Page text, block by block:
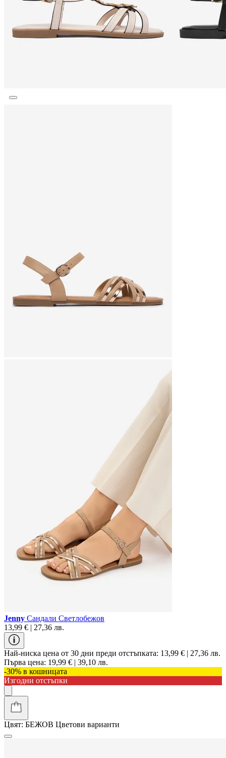
Jenny Сандали Светлобежов
13,99 € | 27,36 лв.
Най-ниска цена от 30 дни преди отстъпката: 13,99 € | 27,36 лв.
Първа цена: 19,99 € | 39,10 лв.
-30% в кошницата
Изгодни отстъпки
Цвят: БЕЖОВ Цветови варианти